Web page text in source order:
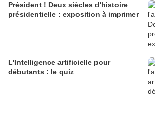
Président ! Deux siècles d'histoire
présidentielle : exposition à imprimer
L'Intelligence artificielle pour
débutants : le quiz